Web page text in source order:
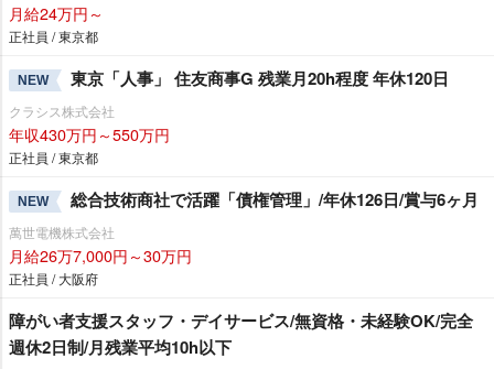
月給24万円～
正社員 / 東京都
NEW 東京「人事」 住友商事G 残業月20h程度 年休120日
クラシス株式会社
年収430万円～550万円
正社員 / 東京都
NEW 総合技術商社で活躍「債権管理」/年休126日/賞与6ヶ月
萬世電機株式会社
月給26万7,000円～30万円
正社員 / 大阪府
障がい者支援スタッフ・デイサービス/無資格・未経験OK/完全
週休2日制/月残業平均10h以下